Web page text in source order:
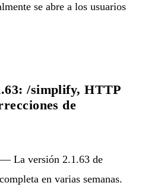
se abre a los usuarios
/simplify, HTTP
de
— La versión 2.1.63 de
en varias semanas.